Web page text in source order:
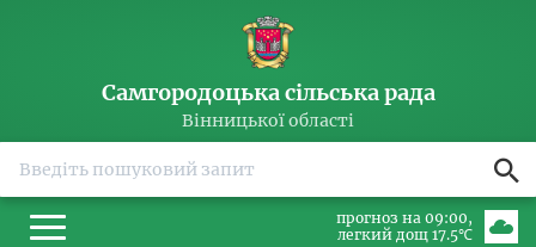
Самгородоцька сільська рада
Вінницької області
прогноз на 09:00
легкий дощ 17.5℃